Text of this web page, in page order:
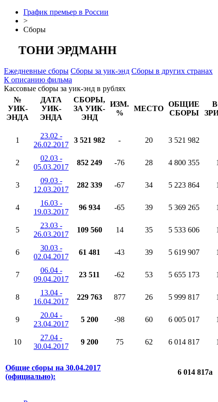
График премьер в России
>
Сборы
ТОНИ ЭРДМАНН
Ежедневные сборы Сборы за уик-энд Сборы в других странах
К описанию фильма
Кассовые сборы за уик-энд в рублях
№
УИК-
ЭНДА
ДАТА
УИК-
ЭНДА
СБОРЫ,
ЗА УИК-
ЭНД
ИЗМ.
%
МЕСТО
ОБЩИЕ
СБОРЫ
1
23.02 -
26.02.2017
3 521 982 - 20 3 521 982
2
02.03 -
05.03.2017
852 249 -76 28 4 800 355
3
09.03 -
12.03.2017
282 339 -67 34 5 223 864
4
16.03 -
19.03.2017
96 934 -65 39 5 369 265
5
23.03 -
26.03.2017
109 560 14 35 5 533 606
6
30.03 -
02.04.2017
61 481 -43 39 5 619 907
7
06.04 -
09.04.2017
23 511 -62 53 5 655 173
8
13.04 -
16.04.2017
229 763 877 26 5 999 817
9
20.04 -
23.04.2017
5 200 -98 60 6 005 017
10
27.04 -
30.04.2017
9 200 75 62 6 014 817
Общие сборы на 30.04.2017
(официально):
6 014 817a